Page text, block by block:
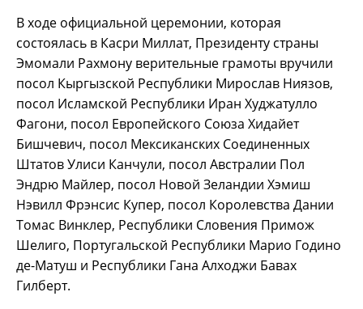
В ходе официальной церемонии, которая
состоялась в Касри Миллат, Президенту страны
Эмомали Рахмону верительные грамоты вручили
посол Кыргызской Республики Мирослав Ниязов,
посол Исламской Республики Иран Худжатулло
Фагони, посол Европейского Союза Хидайет
Бишчевич, посол Мексиканских Соединенных
Штатов Улиси Канчули, посол Австралии Пол
Эндрю Майлер, посол Новой Зеландии Хэмиш
Нэвилл Фрэнсис Купер, посол Королевства Дании
Томас Винклер, Республики Словения Примож
Шелиго, Португальской Республики Марио Годино
де-Матуш и Республики Гана Алходжи Бавах
Гилберт.